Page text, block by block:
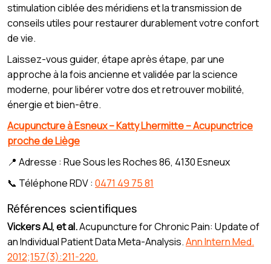
stimulation ciblée des méridiens et la transmission de
conseils utiles pour restaurer durablement votre confort
de vie.
Laissez-vous guider, étape après étape, par une
approche à la fois ancienne et validée par la science
moderne, pour libérer votre dos et retrouver mobilité,
énergie et bien-être.
Acupuncture à Esneux – Katty Lhermitte – Acupunctrice
proche de Liège
📍 Adresse : Rue Sous les Roches 86, 4130 Esneux
📞 Téléphone RDV : 0471 49 75 81
Références scientifiques
Vickers AJ, et al.Acupuncture for Chronic Pain: Update of
an Individual Patient Data Meta-Analysis.Ann Intern Med.
2012;157(3):211-220.